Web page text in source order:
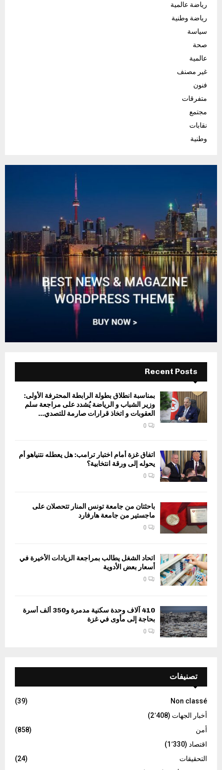
رياضة عالمية
رياضة وطنية
سياسة
صحة
عالمية
غير مصنف
فنون
متفرقات
مجتمع
نقابات
وطنية
Recent Posts
بمناسبة انطلاق بطولة الرابطة المحترفة الأولى:
وزير الشباب و الرياضة يُشدد على مراجعة سلم
العقوبات و اتخاذ قرارات صارمة للتصدي...
0
اتفاق غزة أمام اختبار ترامب: هل يعطله نتنياهو أم
يحوله إلى ورقة انتخابية؟
0
باحثتان من جامعة تونس المنار تتحصلان على
ماجستير من جامعة هارفارد
0
اتحاد الشغل يطالب بمراجعة الزيادات الأخيرة في
أسعار بعض الأدوية
0
410 آلاف وحدة سكنية مدمرة و350 ألف أسرة
بحاجة إلى مأوى في غزة
0
تصنيفات
Non classé
(39)
أخبار الجهات (2٬408)
أمن
(858)
اقتصاد (1٬330)
التحقيقات
(24)